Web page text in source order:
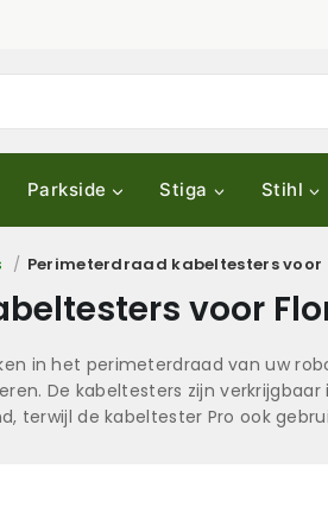
Parkside Stiga Stihl
/ Perimeterdraad kabeltesters voor
voor
in het perimeterdraad van uw
De kabeltesters zijn
terwijl de kabeltester Pro ook